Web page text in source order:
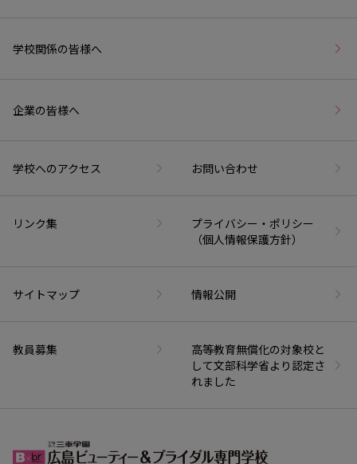
学校関係の皆様へ
企業の皆様へ
学校へのアクセス お問い合わせ
リンク集
プライバシー・ポリシー
（個人情報保護方針）
サイトマップ 情報公開
教員募集
高等教育無償化の対象校と
して文部科学省より認定さ
れました